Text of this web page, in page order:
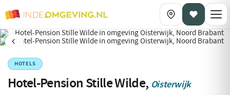
HOTELS
Hotel-Pension Stille Wilde, Oisterwijk